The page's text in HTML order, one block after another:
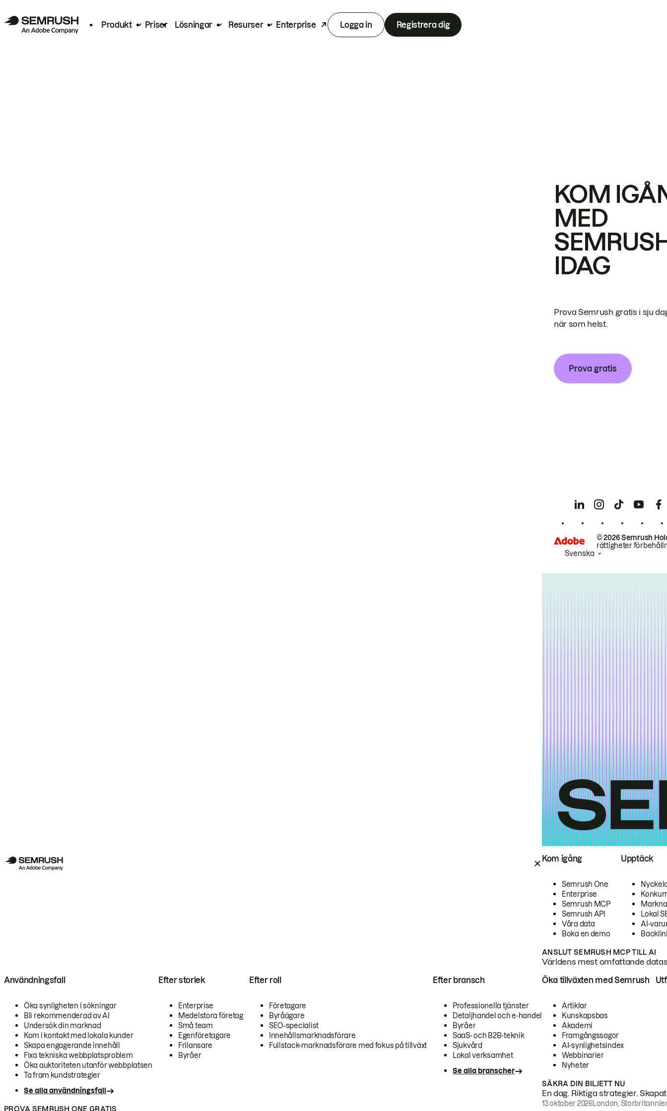
Produkt Priser Lösningar Resurser Enterprise Logga in Registrera dig
Kom igång
Semrush One
Enterprise
Semrush MCP
Semrush API
Våra data
Boka en demo
Upptäck
Lokal
AI-
ANSLUT SEMRUSH MCP TILL AI
Världens mest omfattande
Användningsfall
Öka synligheten i sökningar
Bli rekommenderad av AI
Undersök din marknad
Kom i kontakt med lokala kunder
Skapa engagerande innehåll
Fixa tekniska webbplatsproblem
Öka auktoriteten utanför webbplatsen
Ta fram kundstrategier
Se alla användningsfall
Efter storlek
Enterprise
Medelstora företag
Små team
Egenföretagare
Frilansare
Byråer
Efter roll
Företagare
Byråägare
SEO-specialist
Innehållsmarknadsförare
Fullstack-marknadsförare med fokus på tillväxt
Efter bransch
Professionella tjänster
Detaljhandel och e-handel
Byråer
SaaS- och B2B-teknik
Sjukvård
Lokal verksamhet
Se alla branscher
PROVA SEMRUSH ONE GRATIS
Öka tillväxten med Semrush
Artiklar
Kunskapsbas
Akademi
Framgångssagor
AI-synlighetsindex
Webbinarier
Nyheter
SÄKRA DIN BILJETT NU
En dag. Riktiga strategier.
13 oktober 2026London,
KOM
MED
IDAG
Prova Semrush gratis i sju
när som helst.
Prova gratis
© 2026 Semrush
rättigheter
Svenska